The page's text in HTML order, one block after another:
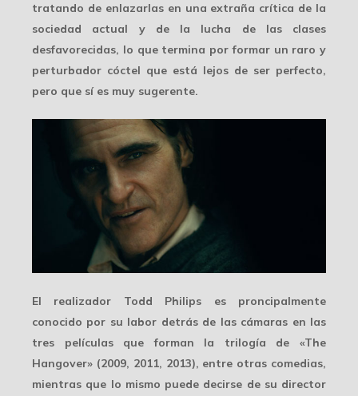
tratando de enlazarlas en una extraña crítica de la
sociedad actual y de la lucha de las clases
desfavorecidas, lo que termina por formar un raro y
perturbador cóctel que está lejos de ser perfecto,
pero que sí es muy sugerente.
El realizador Todd Philips es proncipalmente
conocido por su labor detrás de las cámaras en las
tres películas que forman la trilogía de «The
Hangover» (2009, 2011, 2013), entre otras comedias,
mientras que lo mismo puede decirse de su director